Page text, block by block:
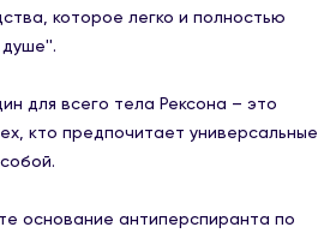
которое легко и полностью
для всего тела Рексона – это
кто предпочитает универсальные
основание антиперспиранта по